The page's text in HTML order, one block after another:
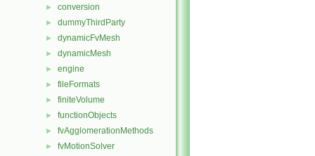
► conversion
► dummyThirdParty
► dynamicFvMesh
► dynamicMesh
► engine
► fileFormats
► finiteVolume
► functionObjects
► fvAgglomerationMethods
► fvMotionSolver